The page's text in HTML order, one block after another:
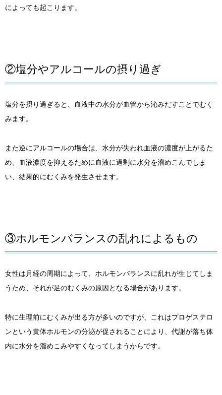
によっても起こります。
②塩分やアルコールの摂り過ぎ
塩分を摂り過ぎると、血液中の水分が血管から沁みだすことでむく
みます。
また逆にアルコールの場合は、水分が失われ血液の濃度が上がるた
め、血液濃度を抑えるために血液に過剰に水分を溜めこんでしま
い、結果的にむくみを発生させます。
③ホルモンバランスの乱れによるもの
女性は月経の周期によって、ホルモンバランスに乱れが生じてしま
うため、それが足のむくみの原因となる場合があります。
特に生理前にむくみが出る方が多いのですが、これはプロゲステロ
ンという黄体ホルモンの分泌が促されることにより、代謝が落ち体
内に水分を溜めこみやすくなってしまうからです。